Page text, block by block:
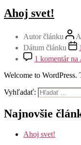
Ahoj svet!
Autor článku
Dátum článku
1 komentárna
Welcome to
Vyhľadať:
Najnovšie
Ahoj svet!